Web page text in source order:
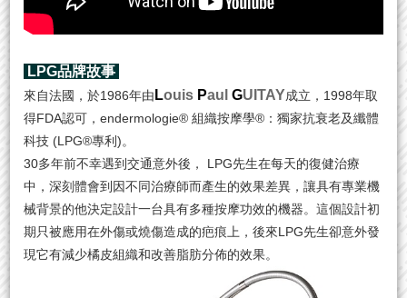
LPG品牌故事
來自法國，於1986年由 Louis PaulGUITAY成立，1998年取
得FDA認可，endermologie® 組織按摩學®：獨家抗衰老及纖體
科技 (LPG®專利)。
30多年前不幸遇到交通意外後， LPG先⽣在每天的復健治療
中，深刻體會到因不同治療師而產生的效果差異，讓具有專業機
械背景的他決定設計⼀台具有多種按摩功效的機器。這個設計初
期只被應用在外傷或燒傷造成的疤痕上，後來LPG先⽣卻意外發
現它有減少橘皮組織和改善脂肪分佈的效果。